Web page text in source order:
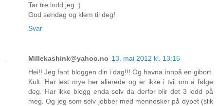
Tar tre lodd jeg :)
God søndag og klem til deg!
Svar
Millekashink@yahoo.no 13. mai 2012 kl. 13:15
Hei!! Jeg fant bloggen din i dag!!! Og havna innpå en gibort.
Kult. Har lest mye her allerede og er ikke i tvil om å følge
deg. Har ikke blogg enda selv da derfor blir det 3 lodd på
meg. Og jeg som selv jobber med mennesker på dypet (slik